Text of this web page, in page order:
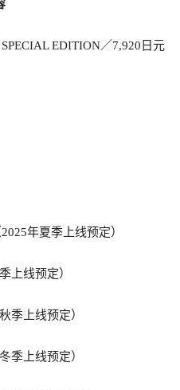
EDITION／7,920日元
年夏季上线预定）
上线预定）
季上线预定）
季上线预定）